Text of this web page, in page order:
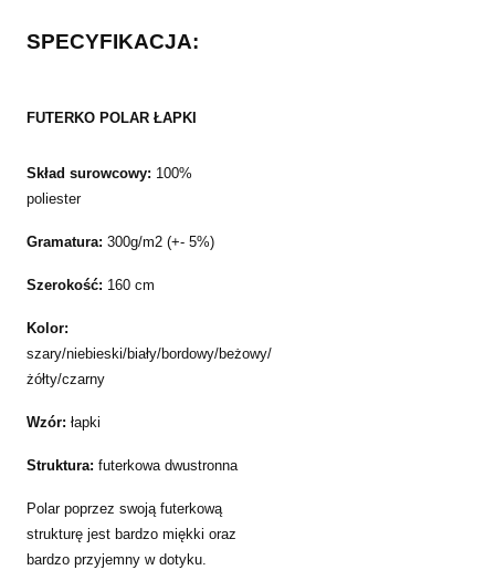
SPECYFIKACJA:
FUTERKO POLAR ŁAPKI
Skład surowcowy: 100%
poliester
Gramatura: 300g/m2 (+- 5%)
Szerokość: 160 cm
Kolor:
szary/niebieski/biały/bordowy/beżowy/
żółty/czarny
Wzór: łapki
Struktura: futerkowa dwustronna
Polar poprzez swoją futerkową
strukturę jest bardzo miękki oraz
bardzo przyjemny w dotyku.